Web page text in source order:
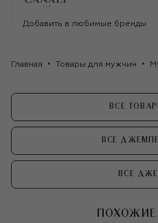
Добавить в любимые бренды
Главная Товары для мужчин
ВСЕ
ВСЕ
ВСЕ